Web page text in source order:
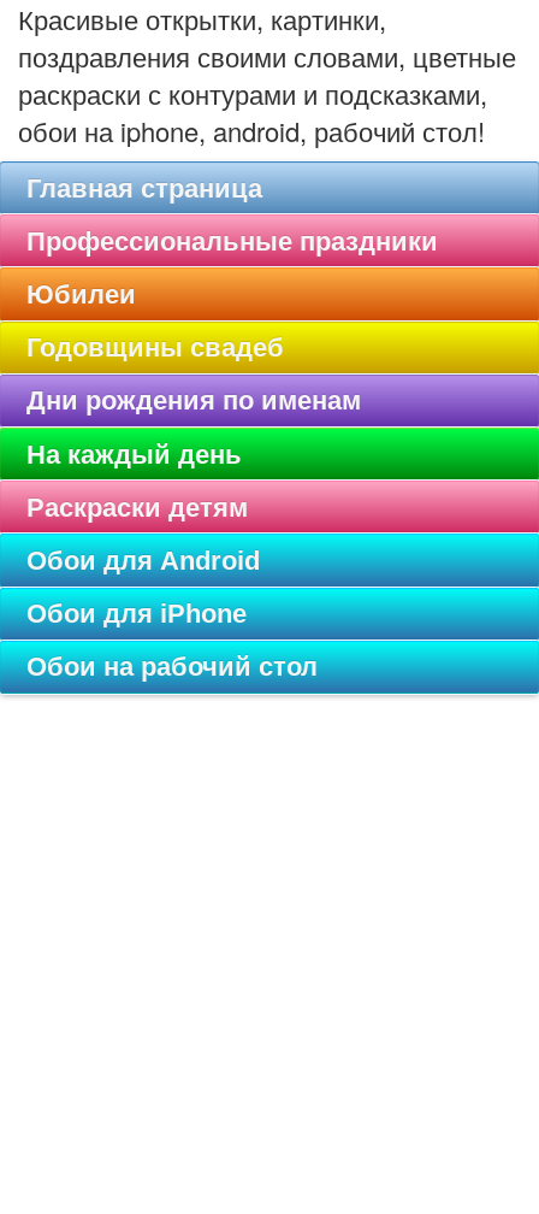
Красивые открытки, картинки,
поздравления своими словами, цветные
раскраски с контурами и подсказками,
обои на iphone, android, рабочий стол!
Главная страница
Профессиональные праздники
Юбилеи
Годовщины свадеб
Дни рождения по именам
На каждый день
Раскраски детям
Обои для Android
Обои для iPhone
Обои на рабочий стол